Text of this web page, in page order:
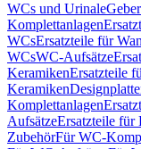
WCs und Urinale
Komplettanlagen
WCsErsatzteile für
WCsWC-Aufsätze
KeramikenErsatzteile
Keramiken
Komplettanlagen
AufsätzeErsatzteile für
ZubehörFür WC-